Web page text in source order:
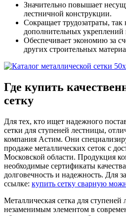
Значительно повышает
лестничной конструкции.
Сокращает трудозатраты, так
дополнительных укреплений
Обеспечивает экономию за
других строительных
Где купить
сетку
Для тех, кто ищет надежного
сетки для ступеней лестницы,
компания Астим. Они
продаже металлических сеток с
Московской области. Продукция
необходимые сертификаты
долговечность и надежность. Для
ссылке: купить сетку сварную
Металлическая сетка для ступеней
незаменимым элементом в